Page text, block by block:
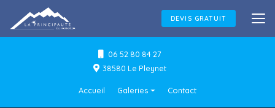
contenu
principal
06 52 80 84 27
38580 Le Pleynet
Accueil Galeries Contact
DEVIS GRATUIT